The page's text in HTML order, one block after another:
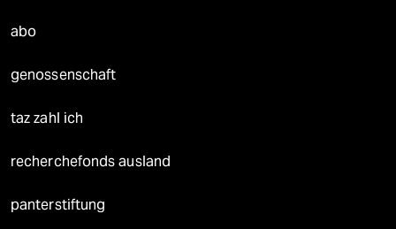
abo
genossenschaft
taz zahl ich
recherchefonds ausland
panterstiftung